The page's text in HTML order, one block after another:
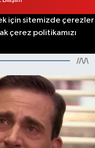
için sitemizde çerezler
çerez politikamızı